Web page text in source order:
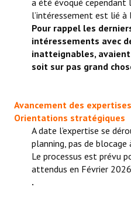
a été évoqué cependant
l’intéressement est lié à
Pour rappel les
intéressements avec
inatteignables,
soit sur pas grand
Avancement des
Orientations stratégiques
A date l’expertise se
planning, pas de blocage
Le processus est prévu
attendus en Février
.